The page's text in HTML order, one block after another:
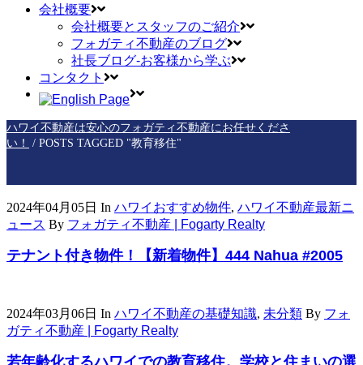
会社概要
会社概要とスタッフのご紹介
フォガティ不動産のブログ
社長ブログ-お客様から学ぶ
コンタクト
ハワイ不動産は安心のフォガティ不動産にお任せくださ
い！
/ POSTS TAGGED "教育移住"
2024年04月05日 In ハワイおすすめ物件, ハワイ不動産最新ニ
ュース By フォガティ不動産 | Fogarty Realty
テナント付き物件！【新着物件】444 Nahua #2005
2024年03月06日 In ハワイ不動産の基礎知識, 未分類 By フォ
ガティ不動産 | Fogarty Realty
若年齢化するハワイでの教育移住。学校と住まいの選